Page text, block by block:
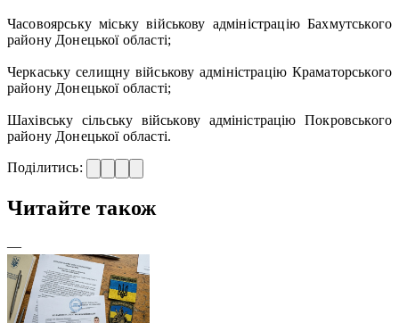
Часовоярську міську військову адміністрацію Бахмутського
району Донецької області;
Черкаську селищну військову адміністрацію Краматорського
району Донецької області;
Шахівську сільську військову адміністрацію Покровського
району Донецької області.
Поділитись:
Читайте також
—